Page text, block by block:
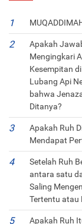
Apakah
Mengingkari
Kesempitan
Lubang Api
bahwa
Ditanya?
Apakah Ruh
Mendapat
Setelah Ruh
antara satu
Saling
Tertentu atau
Apakah Ruh